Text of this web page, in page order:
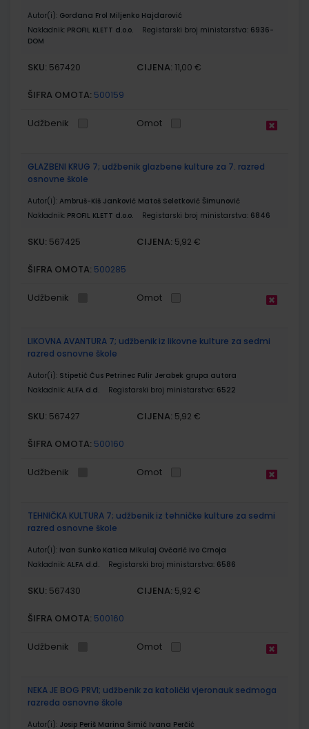
Autor(i): Gordana Frol Miljenko Hajdarović
Nakladnik: PROFIL KLETT d.o.o. Registarski broj ministarstva: 6936-
DOM
SKU: 567420 CIJENA: 11,00 €
ŠIFRA OMOTA: 500159
Udžbenik Omot
GLAZBENI KRUG 7; udžbenik glazbene kulture za 7. razred
osnovne škole
Autor(i): Ambruš-Kiš Janković Matoš Seletković Šimunović
Nakladnik: PROFIL KLETT d.o.o. Registarski broj ministarstva: 6846
SKU: 567425 CIJENA: 5,92 €
ŠIFRA OMOTA: 500285
Udžbenik Omot
LIKOVNA AVANTURA 7; udžbenik iz likovne kulture za sedmi
razred osnovne škole
Autor(i): Stipetić Čus Petrinec Fulir Jerabek grupa autora
Nakladnik: ALFA d.d. Registarski broj ministarstva: 6522
SKU: 567427 CIJENA: 5,92 €
ŠIFRA OMOTA: 500160
Udžbenik Omot
TEHNIČKA KULTURA 7; udžbenik iz tehničke kulture za sedmi
razred osnovne škole
Autor(i): Ivan Sunko Katica Mikulaj Ovčarić Ivo Crnoja
Nakladnik: ALFA d.d. Registarski broj ministarstva: 6586
SKU: 567430 CIJENA: 5,92 €
ŠIFRA OMOTA: 500160
Udžbenik Omot
NEKA JE BOG PRVI; udžbenik za katolički vjeronauk sedmoga
razreda osnovne škole
Autor(i): Josip Periš Marina Šimić Ivana Perčić